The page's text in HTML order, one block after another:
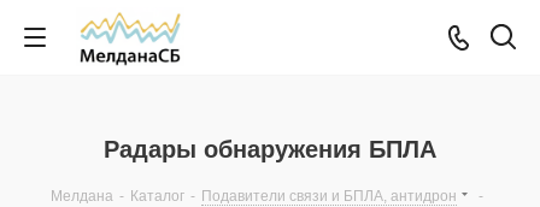
Радары обнаружения БПЛА
Мелдана - Каталог - Подавители связи и БПЛА, антидрон
-